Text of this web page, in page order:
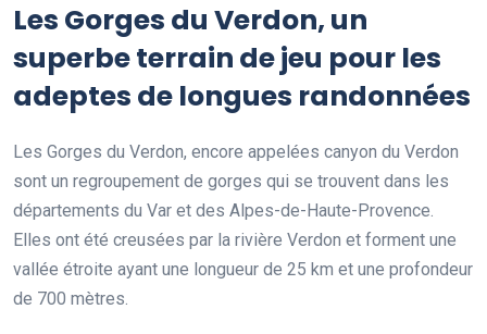
Les Gorges du Verdon, un
superbe terrain de jeu pour les
adeptes de longues randonnées
Les Gorges du Verdon, encore appelées canyon du Verdon
sont un regroupement de gorges qui se trouvent dans les
départements du Var et des Alpes-de-Haute-Provence.
Elles ont été creusées par la rivière Verdon et forment une
vallée étroite ayant une longueur de 25 km et une profondeur
de 700 mètres.